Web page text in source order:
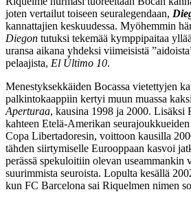
joten vertailut toiseen seuralegendaan,
kannattajien keskuudessa. Myöhemmin
Diegon tutuksi tekemää kymppipaitaa
uransa aikana yhdeksi viimeisistä
pelaajista, El Último 10.
Menestyksekkäiden Bocassa vietettyjen
palkintokaappiin kertyi muun muassa
Aperturaa, kausina 1998 ja 2000. Lisäksi
kahteen Etelä-Amerikan
Copa Libertadoresin, voittoon kausilla
tähden siirtymiselle Eurooppaan kasvoi
perässä spekuloitiin olevan useammankin
suurimmista seuroista. Lopulta kesällä
kun FC Barcelona sai Riquelmen nimen